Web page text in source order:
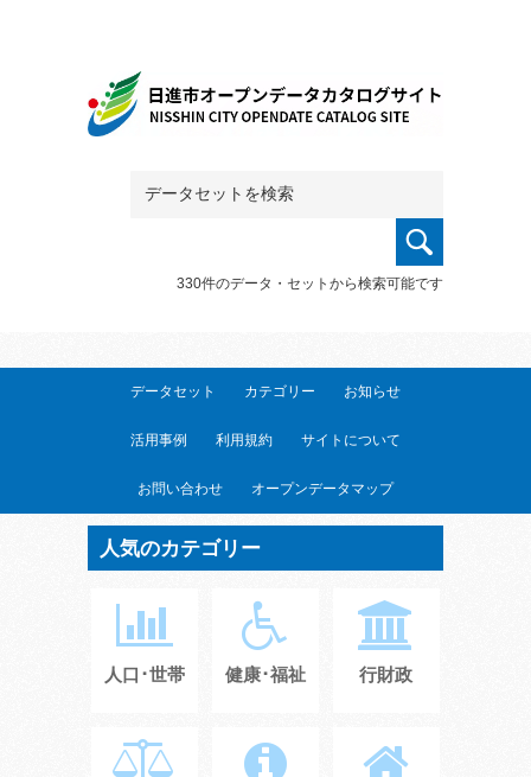
330件のデータ・セットから検索可能です
データセット カテゴリー お知らせ
活用事例 利用規約 サイトについて
お問い合わせ オープンデータマップ
人気のカテゴリー
人口･世帯 健康･福祉 行財政